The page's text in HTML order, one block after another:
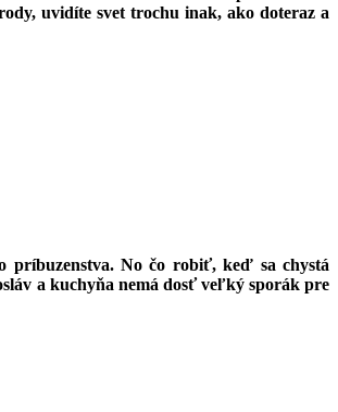
uvidíte svet trochu inak, ako doteraz a
príbuzenstva. No čo robiť, keď sa chystá
a kuchyňa nemá dosť veľký sporák pre